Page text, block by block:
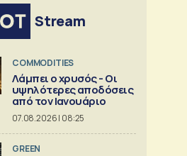
Stream
COMMODITIES
Λάμπει ο χρυσός - Οι
υψηλότερες αποδόσεις
από τον Ιανουάριο
07.08.2026 | 08:25
GREEN